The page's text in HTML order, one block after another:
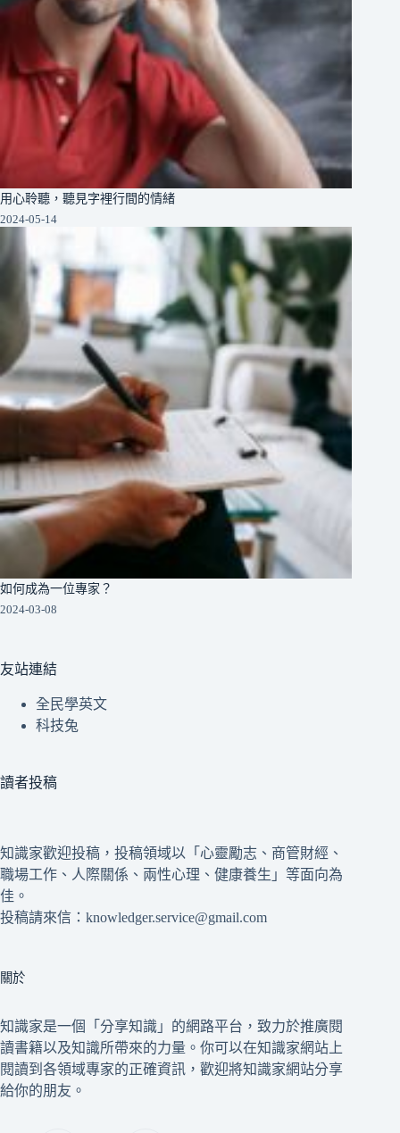
用心聆聽，聽見字裡行間的情緒
2024-05-14
如何成為一位專家？
2024-03-08
友站連結
全民學英文
科技兔
讀者投稿
知識家歡迎投稿，投稿領域以「心靈勵志、商管財經、
職場工作、人際關係、兩性心理、健康養生」等面向為
佳。
投稿請來信：knowledger.service@gmail.com
關於
知識家是一個「分享知識」的網路平台，致力於推廣閱
讀書籍以及知識所帶來的力量。你可以在知識家網站上
閱讀到各領域專家的正確資訊，歡迎將知識家網站分享
給你的朋友。